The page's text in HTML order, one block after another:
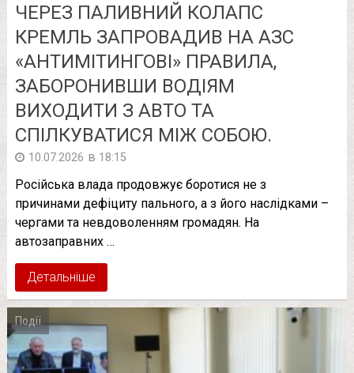
ЧЕРЕЗ ПАЛИВНИЙ КОЛАПС
КРЕМЛЬ ЗАПРОВАДИВ НА АЗС
«АНТИМІТИНГОВІ» ПРАВИЛА,
ЗАБОРОНИВШИ ВОДІЯМ
ВИХОДИТИ З АВТО ТА
СПІЛКУВАТИСЯ МІЖ СОБОЮ.
10.07.2026 в 18:15
Російська влада продовжує боротися не з
причинами дефіциту пального, а з його наслідками –
чергами та невдоволенням громадян. На
автозаправних …
Детальніше
Події